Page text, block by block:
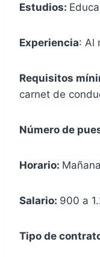
Estudios:
Experiencia: Al
Requisitos
carnet de
Número de
Horario:
Salario: 900 a
Tipo de